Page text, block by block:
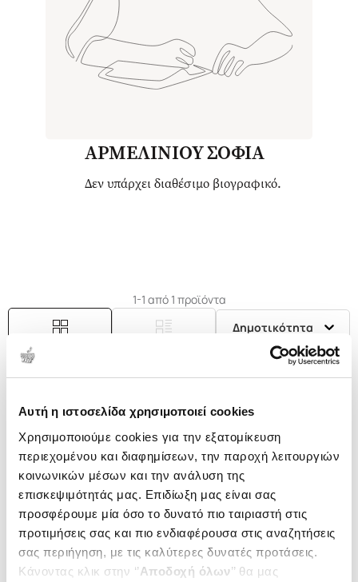
Αυτή η ιστοσελίδα χρησιμοποιεί cookies
Χρησιμοποιούμε cookies για την εξατομίκευση
περιεχομένου και διαφημίσεων, την παροχή λειτουργιών
κοινωνικών μέσων και την ανάλυση της
επισκεψιμότητάς μας. Επιδίωξη μας είναι σας
προσφέρουμε μία όσο το δυνατό πιο ταιριαστή στις
προτιμήσεις σας και πιο ενδιαφέρουσα στις αναζητήσεις
σας περιήγηση, με τις καλύτερες δυνατές προτάσεις.
Κάνοντας κλικ στην ‘’Αποδοχή όλων’’ θα μας
ΑΡΜΕΛΙΝΙΟΥ ΣΟΦΙΑ
Δεν υπάρχει διαθέσιμο βιογραφικό.
1-1 από 1 προϊόντα
Δημοτικότητα
(0